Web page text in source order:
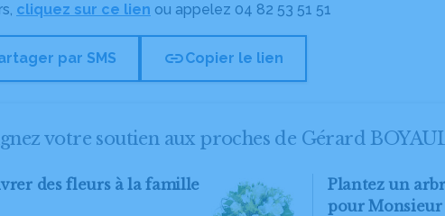
cliquez sur ce lien ou appelez 04 82 53 51 51
par SMS linkCopier le lien
votre soutien aux proches de Gérard
des fleurs à la famille
Plantez un
pour Monsieur